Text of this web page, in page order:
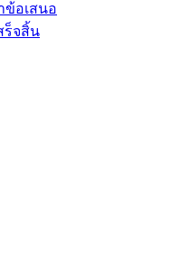
ข้อเสนอ
ร็จสิ้น